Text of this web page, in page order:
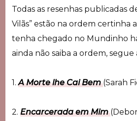
Todas as resenhas publicadas
Vilãs” estão na ordem certinha
tenha chegado no Mundinho
ainda não saiba a ordem, segue
1.A Morte lhe Cai Bem (Sarah
2. Encarcerada em Mim